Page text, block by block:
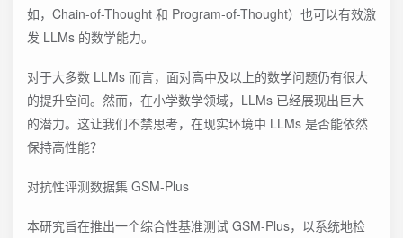
如，Chain-of-Thought 和 Program-of-Thought）也可以有效激
发 LLMs 的数学能力。
对于大多数 LLMs 而言，面对高中及以上的数学问题仍有很大
的提升空间。然而，在小学数学领域，LLMs 已经展现出巨大
的潜力。这让我们不禁思考，在现实环境中 LLMs 是否能依然
保持高性能？
对抗性评测数据集 GSM-Plus
本研究旨在推出一个综合性基准测试 GSM-Plus，以系统地检